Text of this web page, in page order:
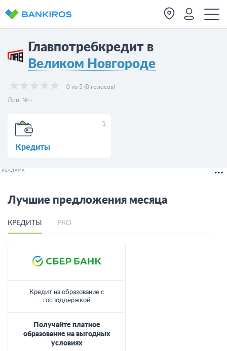
Главпотребкредит в
Великом Новгороде
0 из 5 (0 голосов)
Лиц. № -
1
Кредиты
РЕКЛАМА
Лучшие предложения месяца
КРЕДИТЫ РКО
Кредит на образование с
господдержкой
Получайте платное
образование на выгодных
условиях